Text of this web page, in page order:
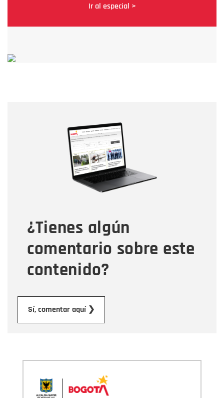
Ir al especial >
¿Tienes algún
comentario sobre este
contenido?
Sí, comentar aquí ❯
Correo electrónico
Tipo de comentario
Mensaje